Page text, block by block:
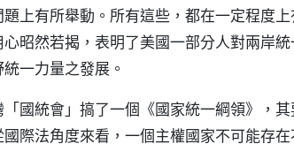
上有所舉動。所有這些，都在一定程度
昭然若揭，表明了美國一部分人對兩岸
一力量之發展。
國統會」搞了一個《國家統一綱領》，
際法角度來看，一個主權國家不可能存